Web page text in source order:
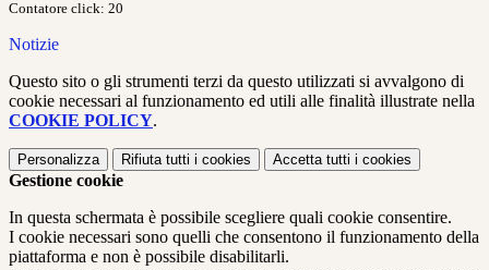
Contatore click: 20
Notizie
Questo sito o gli strumenti terzi da questo utilizzati si avvalgono di
cookie necessari al funzionamento ed utili alle finalità illustrate nella
COOKIE POLICY.
Personalizza Rifiuta tutti i cookies Accetta tutti i cookies
Gestione cookie
In questa schermata è possibile scegliere quali cookie consentire.
I cookie necessari sono quelli che consentono il funzionamento della
piattaforma e non è possibile disabilitarli.